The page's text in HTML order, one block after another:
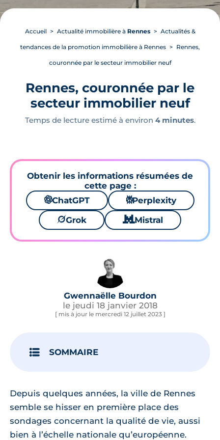
Accueil Actualité immobilière à Rennes Actualités &
tendances de la promotion immobilière à Rennes Rennes,
couronnée par le secteur immobilier neuf
Rennes, couronnée par le
secteur immobilier neuf
Temps de lecture estimé à environ 4 minutes.
Obtenir les informations résumées de
cette page :
🌌ChatGPT ⚙Perplexity
🪐Grok 🐱 Mistral
Gwennaëlle Bourdon
le jeudi 18 janvier 2018
[ mis à jour le mercredi 12 juillet 2023 ]
SOMMAIRE
Depuis quelques années, la ville de Rennes
semble se hisser en première place des
sondages concernant la qualité de vie, aussi
bien à l’échelle nationale qu’européenne.